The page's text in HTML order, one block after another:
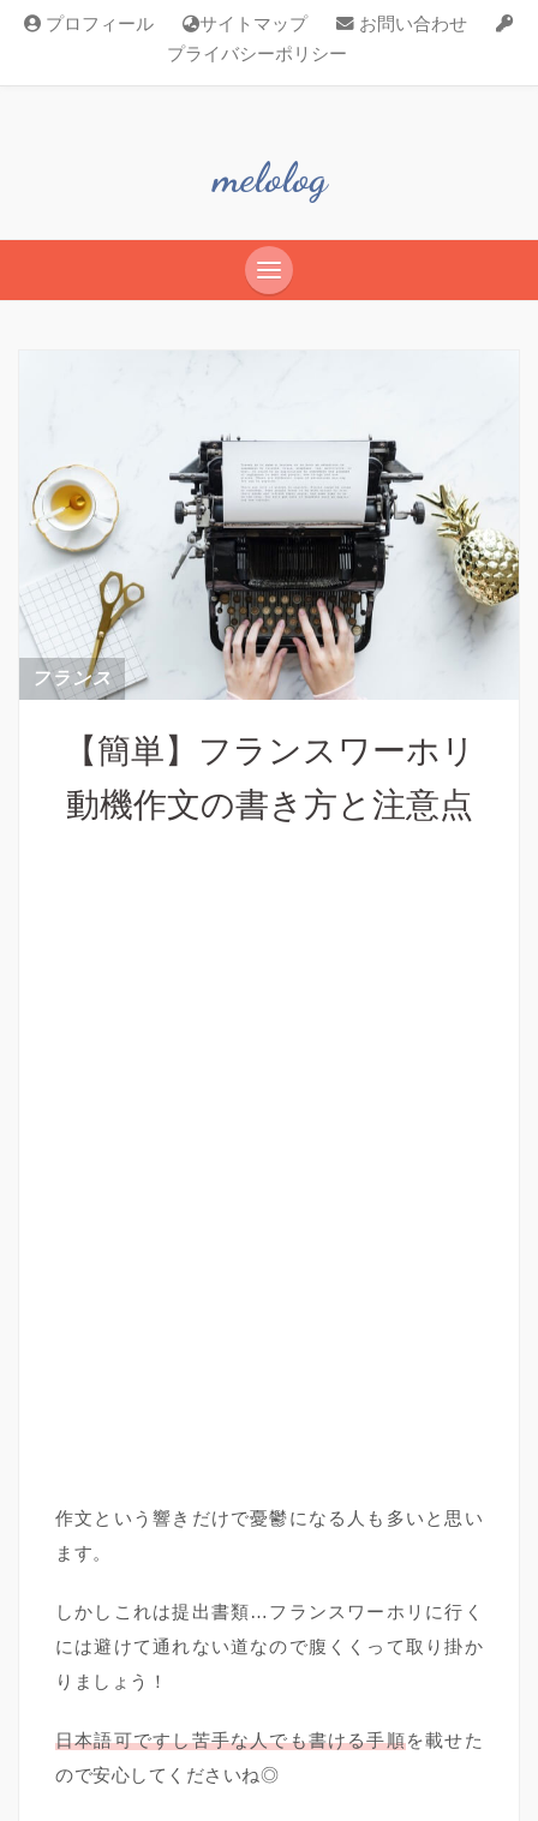
プロフィール サイトマップ
お問い合わせ
プライバシーポリシー
melolog
フランス
【簡単】フランスワーホリ
動機作文の書き方と注意点
作文という響きだけで憂鬱になる人も多いと思い
ます。
しかしこれは提出書類…フランスワーホリに行く
には避けて通れない道なので腹くくって取り掛か
りましょう！
日本語可ですし苦手な人でも書ける手順を載せた
ので安心してくださいね◎